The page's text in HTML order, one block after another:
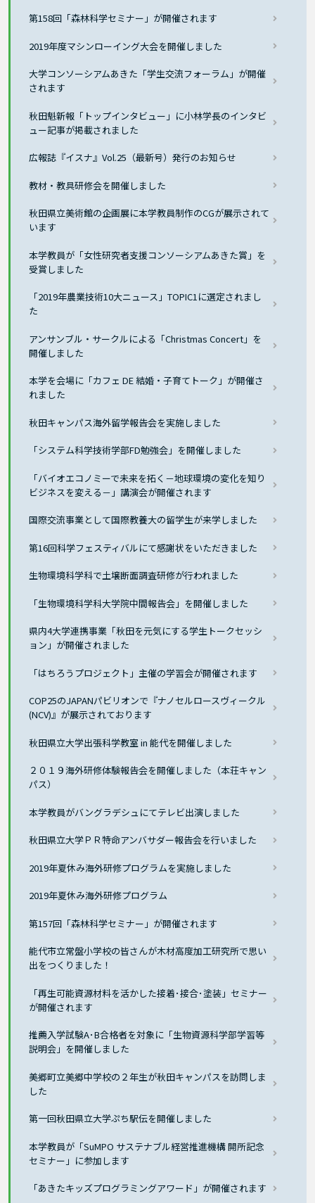
第158回「森林科学セミナー」が開催されます
2019年度マシンローイング大会を開催しました
大学コンソーシアムあきた「学生交流フォーラム」が開催
されます
秋田魁新報「トップインタビュー」に小林学長のインタビ
ュー記事が掲載されました
広報誌『イスナ』Vol.25（最新号）発行のお知らせ
教材・教具研修会を開催しました
秋田県立美術館の企画展に本学教員制作のCGが展示されて
います
本学教員が「女性研究者支援コンソーシアムあきた賞」を
受賞しました
「2019年農業技術10大ニュース」TOPIC1に選定されまし
た
アンサンブル・サークルによる「Christmas Concert」を
開催しました
本学を会場に「カフェ DE 結婚・子育てトーク」が開催さ
れました
秋田キャンパス海外留学報告会を実施しました
「システム科学技術学部FD勉強会」を開催しました
「バイオエコノミーで未来を拓く－地球環境の変化を知り
ビジネスを変える－」講演会が開催されます
国際交流事業として国際教養大の留学生が来学しました
第16回科学フェスティバルにて感謝状をいただきました
生物環境科学科で土壌断面調査研修が行われました
「生物環境科学科大学院中間報告会」を開催しました
県内4大学連携事業「秋田を元気にする学生トークセッシ
ョン」が開催されました
「はちろうプロジェクト」主催の学習会が開催されます
COP25のJAPANパビリオンで『ナノセルロースヴィークル
(NCV)』が展示されております
秋田県立大学出張科学教室 in 能代を開催しました
２０１９海外研修体験報告会を開催しました（本荘キャン
パス）
本学教員がバングラデシュにてテレビ出演しました
秋田県立大学ＰＲ特命アンバサダー報告会を行いました
2019年夏休み海外研修プログラムを実施しました
2019年夏休み海外研修プログラム
第157回「森林科学セミナー」が開催されます
能代市立常盤小学校の皆さんが木材高度加工研究所で思い
出をつくりました！
「再生可能資源材料を活かした接着･接合･塗装」セミナー
が開催されます
推薦入学試験A･B合格者を対象に「生物資源科学部学習等
説明会」を開催しました
美郷町立美郷中学校の２年生が秋田キャンパスを訪問しま
した
第一回秋田県立大学ぷち駅伝を開催しました
本学教員が「SuMPO サステナブル経営推進機構 開所記念
セミナー」に参加します
「あきたキッズプログラミングアワード」が開催されます